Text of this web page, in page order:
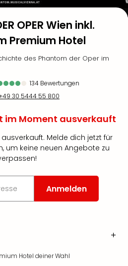
OPER Wien inkl.
Premium Hotel
des Phantom der Oper im
134 Bewertungen
30 5444 55 800
im Moment ausverkauft
Melde dich jetzt für
um keine neuen Angebote zu
Anmelden
Hotel deiner Wahl